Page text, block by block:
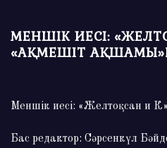
МЕНШІК ИЕСІ:
«АҚМЕШІТ
Меншік иесі: «Желтоқсан и
Бас редактор: Сәрсенкүл